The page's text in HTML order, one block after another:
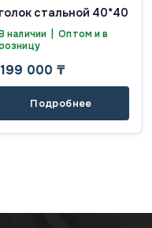
стальной 40*40
наличии | Оптом и в
199 000 ₸
Подробнее